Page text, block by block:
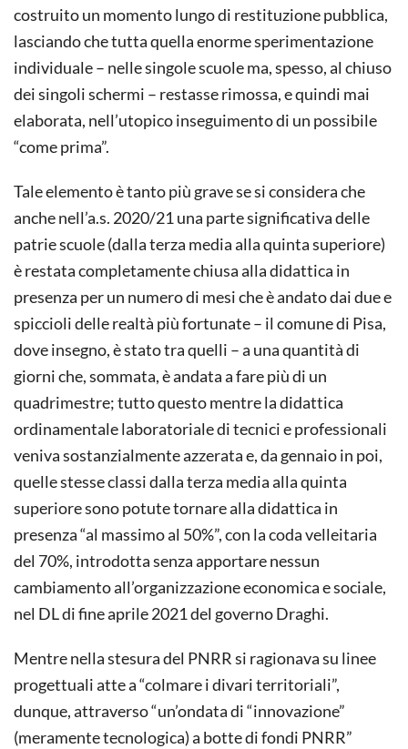
costruito un momento lungo di restituzione pubblica,
lasciando che tutta quella enorme sperimentazione
individuale – nelle singole scuole ma, spesso, al chiuso
dei singoli schermi – restasse rimossa, e quindi mai
elaborata, nell’utopico inseguimento di un possibile
“come prima”.
Tale elemento è tanto più grave se si considera che
anche nell’a.s. 2020/21 una parte significativa delle
patrie scuole (dalla terza media alla quinta superiore)
è restata completamente chiusa alla didattica in
presenza per un numero di mesi che è andato dai due e
spiccioli delle realtà più fortunate – il comune di Pisa,
dove insegno, è stato tra quelli – a una quantità di
giorni che, sommata, è andata a fare più di un
quadrimestre; tutto questo mentre la didattica
ordinamentale laboratoriale di tecnici e professionali
veniva sostanzialmente azzerata e, da gennaio in poi,
quelle stesse classi dalla terza media alla quinta
superiore sono potute tornare alla didattica in
presenza “al massimo al 50%”, con la coda velleitaria
del 70%, introdotta senza apportare nessun
cambiamento all’organizzazione economica e sociale,
nel DL di fine aprile 2021 del governo Draghi.
Mentre nella stesura del PNRR si ragionava su linee
progettuali atte a “colmare i divari territoriali”,
dunque, attraverso “un’ondata di “innovazione”
(meramente tecnologica) a botte di fondi PNRR”